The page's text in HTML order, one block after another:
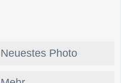
Neuestes Photo